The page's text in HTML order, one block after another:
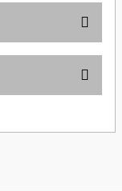
tarafımıza